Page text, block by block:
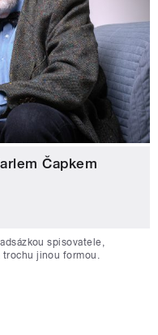
Čapkem
spisovatele,
jinou formou.